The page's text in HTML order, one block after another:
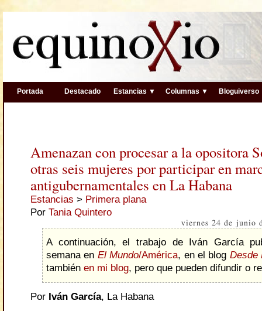
Portada Destacado Estancias ▼ Columnas ▼ Bloguiverso
Amenazan con procesar a la opositora
otras seis mujeres por participar en
antigubernamentales en La Habana
Estancias > Primera plana
Por Tania Quintero
viernes 24 de junio
A continuación, el trabajo de Iván García
semana en El Mundo/América, en el blog Desde
también en mi blog, pero que pueden difundir o
Por Iván García, La Habana